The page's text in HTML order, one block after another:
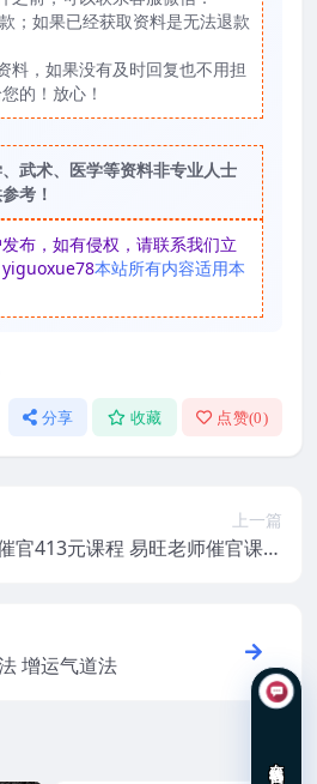
；如果已经获取资料是无法退款
料，如果没有及时回复也不用担
的！放心！
武术、医学等资料非专业人士
考！
布，如有侵权，请联系我们立
yiguoxue78本站所有内容适用本
分享 收藏 点赞(0)
上一篇
官413元课程 易旺老师催官课视
增运气道法